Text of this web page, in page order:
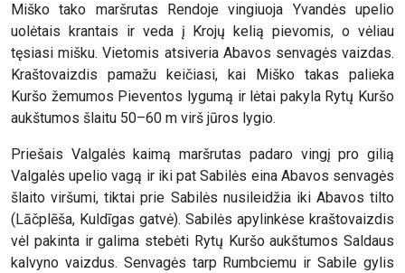
Miško tako maršrutas Rendoje vingiuoja Yvandės upelio
uolėtais krantais ir veda į Krojų kelią pievomis, o vėliau
tęsiasi mišku. Vietomis atsiveria Abavos senvagės vaizdas.
Kraštovaizdis pamažu keičiasi, kai Miško takas palieka
Kuršo žemumos Pieventos lygumą ir lėtai pakyla Rytų Kuršo
aukštumos šlaitu 50–60 m virš jūros lygio.
Priešais Valgalės kaimą maršrutas padaro vingį pro gilią
Valgalės upelio vagą ir iki pat Sabilės eina Abavos senvagės
šlaito viršumi, tiktai prie Sabilės nusileidžia iki Abavos tilto
(Lāčplēša, Kuldīgas gatvė). Sabilės apylinkėse kraštovaizdis
vėl pakinta ir galima stebėti Rytų Kuršo aukštumos Saldaus
kalvyno vaizdus. Senvagės tarp Rumbciemu ir Sabile gylis